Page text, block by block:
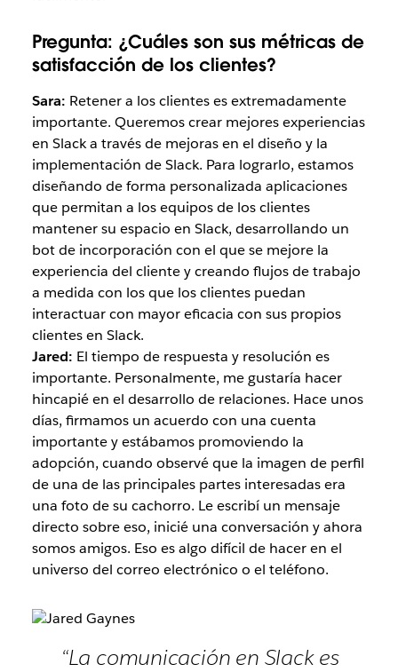
Pregunta: ¿Cuáles son sus métricas de
satisfacción de los clientes?
Sara: Retener a los clientes es extremadamente
importante. Queremos crear mejores experiencias
en Slack a través de mejoras en el diseño y la
implementación de Slack. Para lograrlo, estamos
diseñando de forma personalizada aplicaciones
que permitan a los equipos de los clientes
mantener su espacio en Slack, desarrollando un
bot de incorporación con el que se mejore la
experiencia del cliente y creando flujos de trabajo
a medida con los que los clientes puedan
interactuar con mayor eficacia con sus propios
clientes en Slack.
Jared: El tiempo de respuesta y resolución es
importante. Personalmente, me gustaría hacer
hincapié en el desarrollo de relaciones. Hace unos
días, firmamos un acuerdo con una cuenta
importante y estábamos promoviendo la
adopción, cuando observé que la imagen de perfil
de una de las principales partes interesadas era
una foto de su cachorro. Le escribí un mensaje
directo sobre eso, inicié una conversación y ahora
somos amigos. Eso es algo difícil de hacer en el
universo del correo electrónico o el teléfono.
“La comunicación en Slack es